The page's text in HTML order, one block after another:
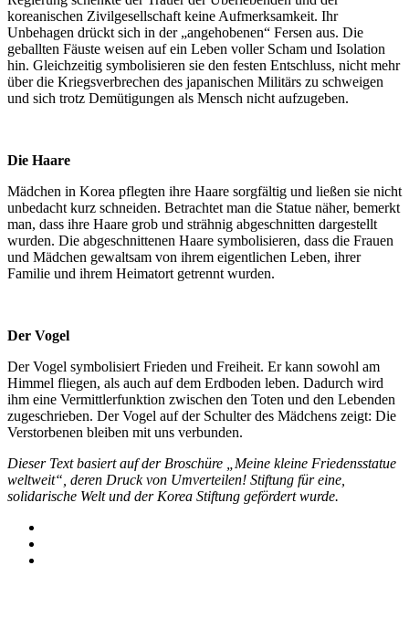
koreanischen Zivilgesellschaft keine Aufmerksamkeit. Ihr
Unbehagen drückt sich in der „angehobenen“ Fersen aus. Die
geballten Fäuste weisen auf ein Leben voller Scham und Isolation
hin. Gleichzeitig symbolisieren sie den festen Entschluss, nicht mehr
über die Kriegsverbrechen des japanischen Militärs zu schweigen
und sich trotz Demütigungen als Mensch nicht aufzugeben.
Die Haare
Mädchen in Korea pflegten ihre Haare sorgfältig und ließen sie nicht
unbedacht kurz schneiden. Betrachtet man die Statue näher, bemerkt
man, dass ihre Haare grob und strähnig abgeschnitten dargestellt
wurden. Die abgeschnittenen Haare symbolisieren, dass die Frauen
und Mädchen gewaltsam von ihrem eigentlichen Leben, ihrer
Familie und ihrem Heimatort getrennt wurden.
Der Vogel
Der Vogel symbolisiert Frieden und Freiheit. Er kann sowohl am
Himmel fliegen, als auch auf dem Erdboden leben. Dadurch wird
ihm eine Vermittlerfunktion zwischen den Toten und den Lebenden
zugeschrieben. Der Vogel auf der Schulter des Mädchens zeigt: Die
Verstorbenen bleiben mit uns verbunden.
Dieser Text basiert auf der Broschüre „Meine kleine Friedensstatue
weltweit“, deren Druck von Umverteilen! Stiftung für eine,
solidarische Welt und der Korea Stiftung gefördert wurde.